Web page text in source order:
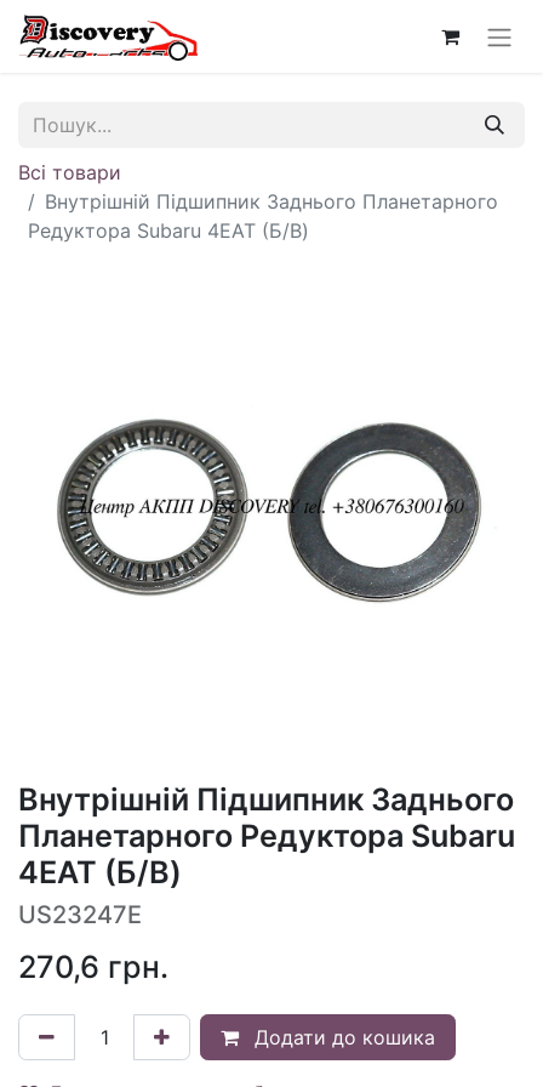
Всі товари
Внутрішній Підшипник Заднього Планетарного
Редуктора Subaru 4EAT (Б/В)
Внутрішній Підшипник Заднього
Планетарного Редуктора Subaru
4EAT (Б/В)
US23247E
270,6 грн.
Додати до кошика